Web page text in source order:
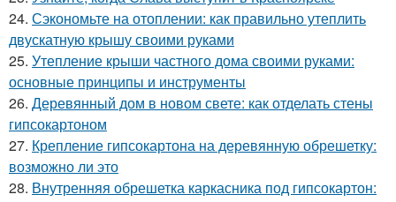
24. Сэкономьте на отоплении: как правильно утеплить
двускатную крышу своими руками
25. Утепление крыши частного дома своими руками:
основные принципы и инструменты
26. Деревянный дом в новом свете: как отделать стены
гипсокартоном
27. Крепление гипсокартона на деревянную обрешетку:
возможно ли это
28. Внутренняя обрешетка каркасника под гипсокартон: